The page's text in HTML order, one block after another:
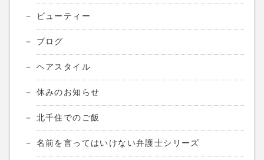
ビューティー
ブログ
ヘアスタイル
休みのお知らせ
北千住でのご飯
名前を言ってはいけない弁護士シリーズ